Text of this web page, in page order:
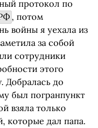
протокол по
, потом
войны я уехала из
за собой
сотрудники
этого
Добралась до
был погранпункт
взяла только
которые дал папа.